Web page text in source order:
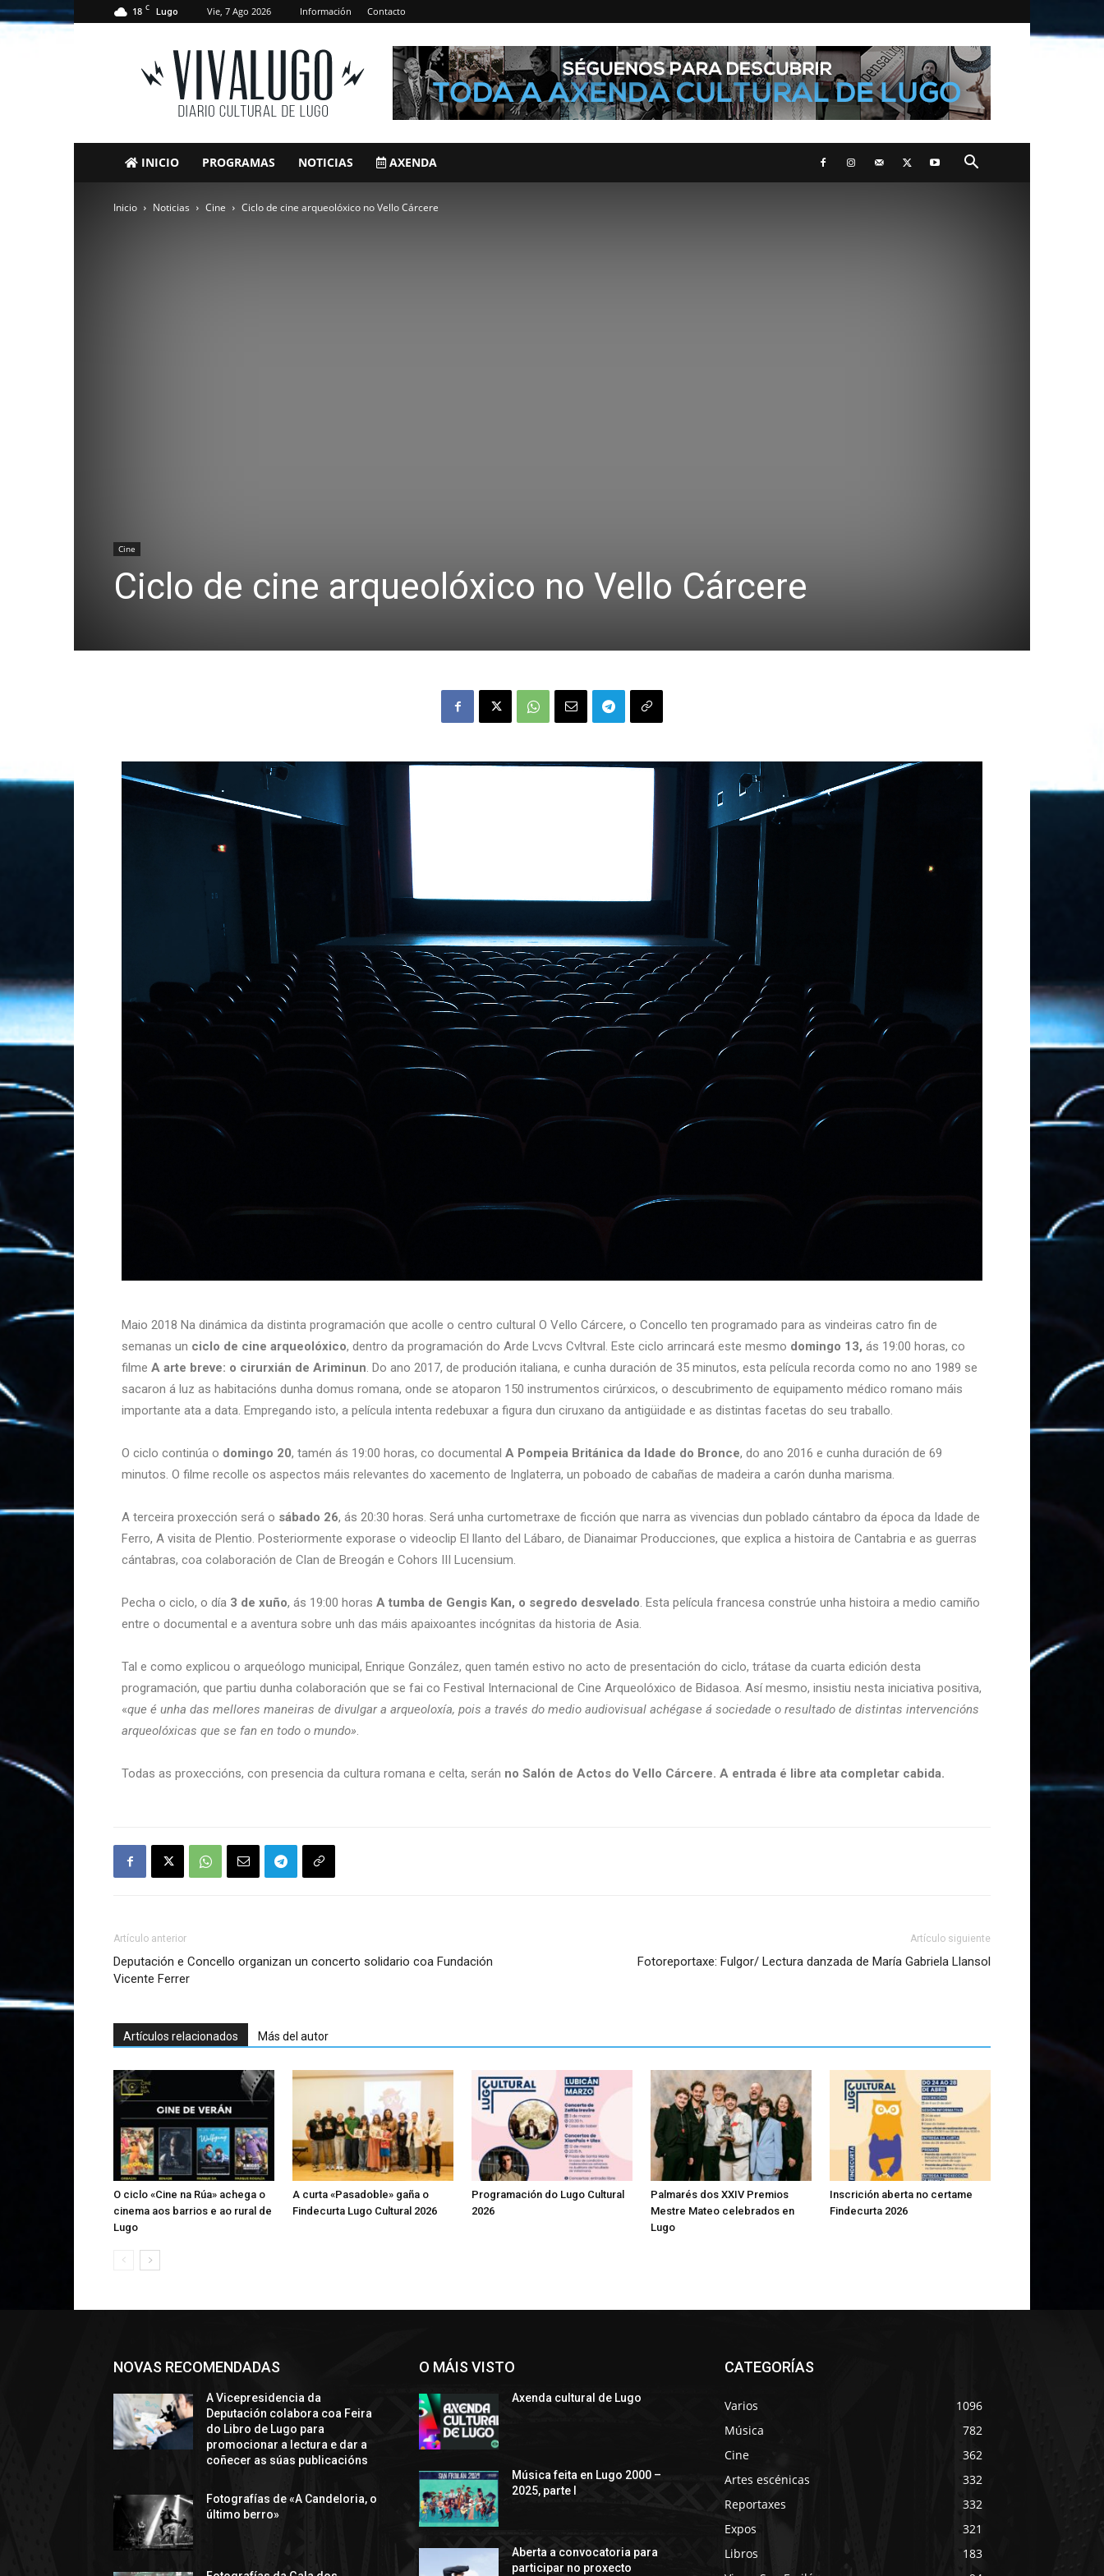
18 C Lugo Vie, 7 Ago 2026 Información Contacto
VivaLugo
INICIO PROGRAMAS NOTICIAS AXENDA
Inicio Noticias Cine Ciclo de cine arqueolóxico no Vello Cárcere
Cine
Ciclo de cine arqueolóxico no Vello Cárcere
Maio 2018 Na dinámica da distinta programación que acolle o centro cultural O Vello Cárcere, o Concello ten programado para as vindeiras catro fin de
semanas un ciclo de cine arqueolóxico, dentro da programación do Arde Lvcvs Cvltvral. Este ciclo arrincará este mesmo domingo 13, ás 19:00 horas, co
filme A arte breve: o cirurxián de Ariminun. Do ano 2017, de produción italiana, e cunha duración de 35 minutos, esta película recorda como no ano 1989 se
sacaron á luz as habitacións dunha domus romana, onde se atoparon 150 instrumentos cirúrxicos, o descubrimento de equipamento médico romano máis
importante ata a data. Empregando isto, a película intenta redebuxar a figura dun ciruxano da antigüidade e as distintas facetas do seu traballo.
O ciclo continúa o domingo 20, tamén ás 19:00 horas, co documental A Pompeia Británica da Idade do Bronce, do ano 2016 e cunha duración de 69
minutos. O filme recolle os aspectos máis relevantes do xacemento de Inglaterra, un poboado de cabañas de madeira a carón dunha marisma.
A terceira proxección será o sábado 26, ás 20:30 horas. Será unha curtometraxe de ficción que narra as vivencias dun poblado cántabro da época da Idade de
Ferro, A visita de Plentio. Posteriormente exporase o videoclip El llanto del Lábaro, de Dianaimar Producciones, que explica a histoira de Cantabria e as guerras
cántabras, coa colaboración de Clan de Breogán e Cohors III Lucensium.
Pecha o ciclo, o día 3 de xuño, ás 19:00 horas A tumba de Gengis Kan, o segredo desvelado. Esta película francesa constrúe unha histoira a medio camiño
entre o documental e a aventura sobre unh das máis apaixoantes incógnitas da historia de Asia.
Tal e como explicou o arqueólogo municipal, Enrique González, quen tamén estivo no acto de presentación do ciclo, trátase da cuarta edición desta
programación, que partiu dunha colaboración que se fai co Festival Internacional de Cine Arqueolóxico de Bidasoa. Así mesmo, insistiu nesta iniciativa positiva,
«que é unha das mellores maneiras de divulgar a arqueoloxía, pois a través do medio audiovisual achégase á sociedade o resultado de distintas intervencións
arqueolóxicas que se fan en todo o mundo».
Todas as proxeccións, con presencia da cultura romana e celta, serán no Salón de Actos do Vello Cárcere. A entrada é libre ata completar cabida.
Artículo anterior
Deputación e Concello organizan un concerto solidario coa Fundación
Vicente Ferrer
Artículo siguiente
Fotoreportaxe: Fulgor/ Lectura danzada de María Gabriela Llansol
Artículos relacionados Más del autor
O ciclo «Cine na Rúa» achega o
cinema aos barrios e ao rural de
Lugo
A curta «Pasadoble» gaña o
Findecurta Lugo Cultural 2026
Programación do Lugo Cultural
2026
Palmarés dos XXIV Premios
Mestre Mateo celebrados en
Lugo
Inscrición aberta no certame
Findecurta 2026
NOVAS RECOMENDADAS
A Vicepresidencia da
Deputación colabora coa Feira
do Libro de Lugo para
promocionar a lectura e dar a
coñecer as súas publicacións
Fotografías de «A Candeloria, o
último berro»
O MÁIS VISTO
Axenda cultural de Lugo
Música feita en Lugo 2000 –
2025, parte I
Aberta a convocatoria para
participar no proxecto
CATEGORÍAS
Varios
1096
Música
782
Cine
362
Artes escénicas
332
Reportaxes
332
Expos
321
Libros
183